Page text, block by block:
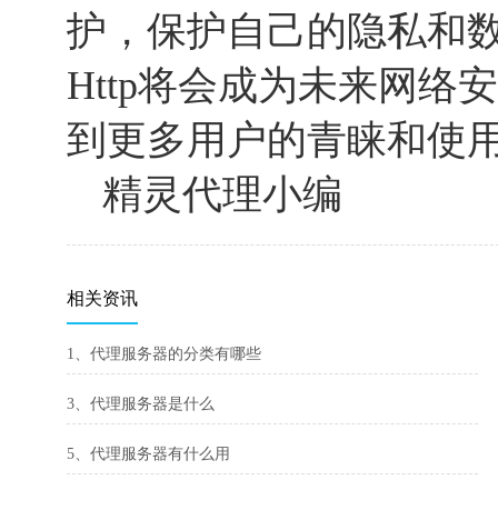
护，保护自己的隐私和
Http将会成为未来网络
到更多用户的青睐和使
精灵代理小编
相关资讯
1、代理服务器的分类有哪些
3、代理服务器是什么
5、代理服务器有什么用